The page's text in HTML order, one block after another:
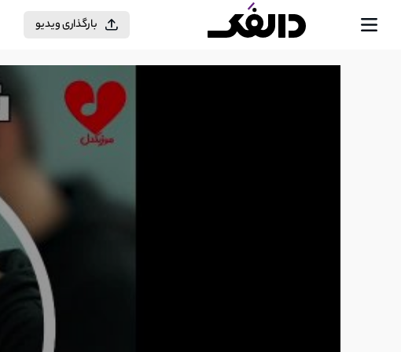
بارگذاری ویدیو